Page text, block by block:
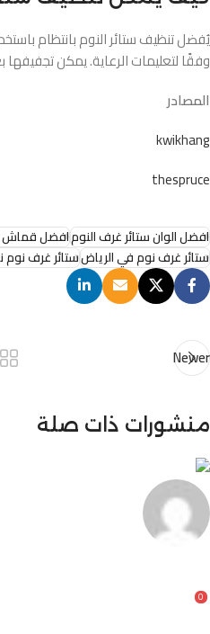
يُفضل تنظيف ستائر النوم بانتظام
وفقًا لتعليمات الرعاية. يمكن
المصادر
kwikhang
thespruce
افضل الوان ستائر غرف النومافضل قماش
ستائر غرف نوم في الرياضستائر غرف نوم
Newer
منشورات ذات صلة
0